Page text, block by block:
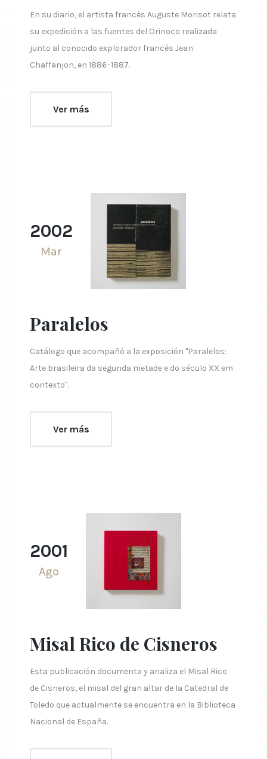
En su diario, el artista francés Auguste Morisot relata
su expedición a las fuentes del Orinoco realizada
junto al conocido explorador francés Jean
Chaffanjon, en 1886–1887.
Ver más
2002
Mar
Paralelos
Catálogo que acompañó a la exposición "Paralelos:
Arte brasileira da segunda metade e do século XX em
contexto".
Ver más
2001
Ago
Misal Rico de Cisneros
Esta publicación documenta y analiza el Misal Rico
de Cisneros, el misal del gran altar de la Catedral de
Toledo que actualmente se encuentra en la Biblioteca
Nacional de España.